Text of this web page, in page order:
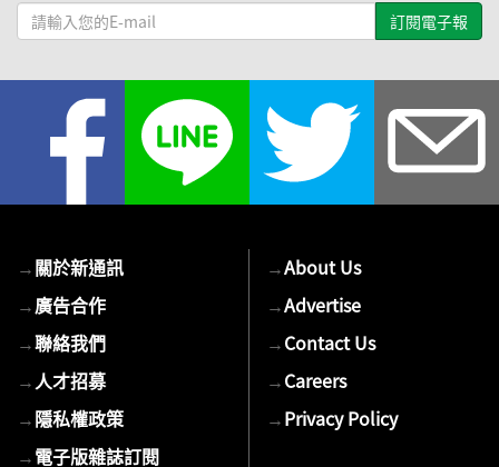
請
輸
→關於新通訊
→廣告合作
→聯絡我們
→人才招募
→隱私權政策
→電子版雜誌訂閱
→About Us
→Advertise
→Contact Us
→Careers
→Privacy Policy